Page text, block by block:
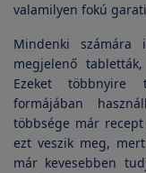
valamilyen fokú
Mindenki számára
megjelenő
Ezeket többnyire
formájában
többsége már
ezt veszik meg,
már kevesebben